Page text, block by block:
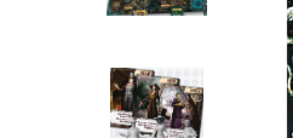
Jocuri cu miniaturi
Final Girl - solo game
Miniaturi Arkham Horror